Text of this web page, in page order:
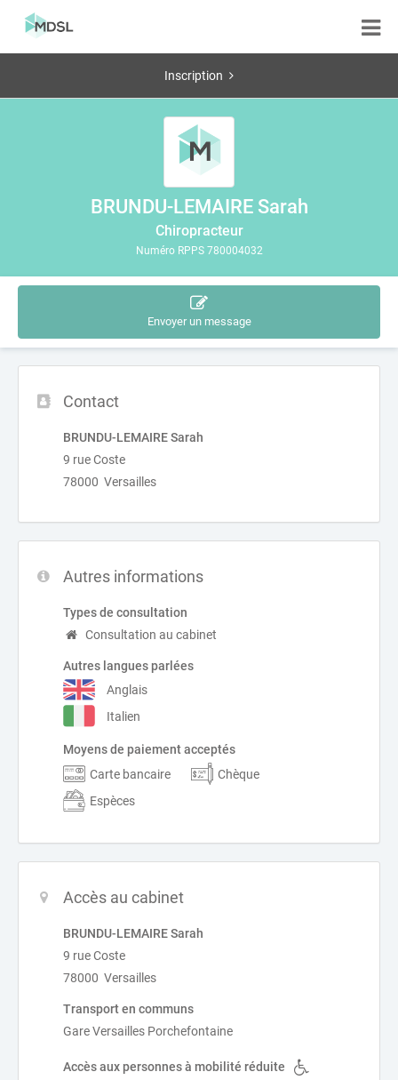
Inscription
BRUNDU-LEMAIRE Sarah
Chiropracteur
Numéro RPPS 780004032
Envoyer un message
Contact
BRUNDU-LEMAIRE Sarah
9 rue Coste
78000 Versailles
Autres informations
Types de consultation
Consultation au cabinet
Autres langues parlées
Anglais
Italien
Moyens de paiement acceptés
Carte bancaire
Chèque
Espèces
Accès au cabinet
BRUNDU-LEMAIRE Sarah
9 rue Coste
78000 Versailles
Transport en communs
Gare Versailles Porchefontaine
Accès aux personnes à mobilité réduite